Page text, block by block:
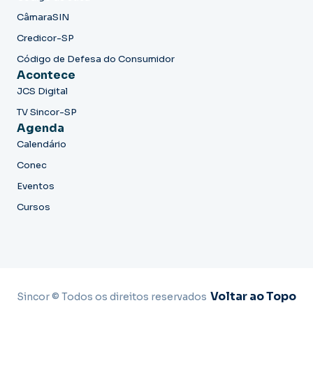
CâmaraSIN
Credicor-SP
Código de Defesa do Consumidor
Acontece
JCS Digital
TV Sincor-SP
Agenda
Calendário
Conec
Eventos
Cursos
Sincor © Todos os direitos reservados Voltar ao Topo